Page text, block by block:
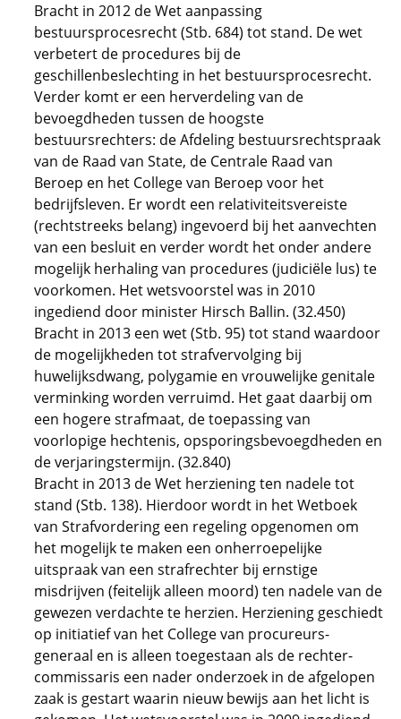
Bracht in 2012 de Wet aanpassing
bestuursprocesrecht (Stb. 684) tot stand. De wet
verbetert de procedures bij de
geschillenbeslechting in het bestuursprocesrecht.
Verder komt er een herverdeling van de
bevoegdheden tussen de hoogste
bestuursrechters: de Afdeling bestuursrechtspraak
van de Raad van State, de Centrale Raad van
Beroep en het College van Beroep voor het
bedrijfsleven. Er wordt een relativiteitsvereiste
(rechtstreeks belang) ingevoerd bij het aanvechten
van een besluit en verder wordt het onder andere
mogelijk herhaling van procedures (judiciële lus) te
voorkomen. Het wetsvoorstel was in 2010
ingediend door minister Hirsch Ballin. (32.450)
Bracht in 2013 een wet (Stb. 95) tot stand waardoor
de mogelijkheden tot strafvervolging bij
huwelijksdwang, polygamie en vrouwelijke genitale
verminking worden verruimd. Het gaat daarbij om
een hogere strafmaat, de toepassing van
voorlopige hechtenis, opsporingsbevoegdheden en
de verjaringstermijn. (32.840)
Bracht in 2013 de Wet herziening ten nadele tot
stand (Stb. 138). Hierdoor wordt in het Wetboek
van Strafvordering een regeling opgenomen om
het mogelijk te maken een onherroepelijke
uitspraak van een strafrechter bij ernstige
misdrijven (feitelijk alleen moord) ten nadele van de
gewezen verdachte te herzien. Herziening geschiedt
op initiatief van het College van procureurs-
generaal en is alleen toegestaan als de rechter-
commissaris een nader onderzoek in de afgelopen
zaak is gestart waarin nieuw bewijs aan het licht is